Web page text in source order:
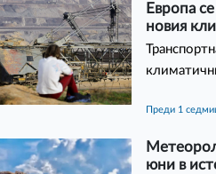
Европа
новия
преди 1
юни в